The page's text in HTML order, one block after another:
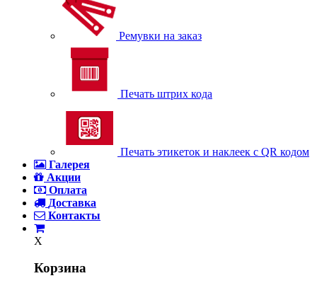
Ремувки на заказ
Печать штрих кода
Печать этикеток и наклеек с QR кодом
Галерея
Акции
Оплата
Доставка
Контакты
X
Корзина